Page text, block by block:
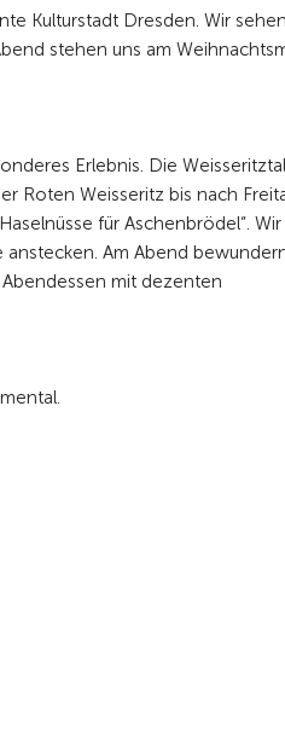
Kulturstadt Dresden. Wir sehen
stehen uns am
Erlebnis. Die
Roten Weisseritz bis nach
für Aschenbrödel“. Wir
Am Abend
mit dezenten